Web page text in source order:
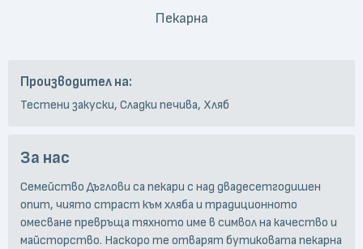
Пекарна
Производител на:
Тестени закуски, Сладки печива, Хляб
За нас
Семейство Дъглови са пекари с над двадесетгодишен
опит, чиято страст към хляба и традиционното
омесване превръща тяхното име в символ на качество и
майсторство. Наскоро те отварят бутиковата пекарна